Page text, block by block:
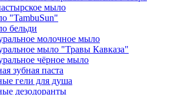
мыло
"TambuSun"
бельди
молочное мыло
мыло "Травы Кавказа"
чёрное мыло
зубная паста
гели для душа
дезодоранты